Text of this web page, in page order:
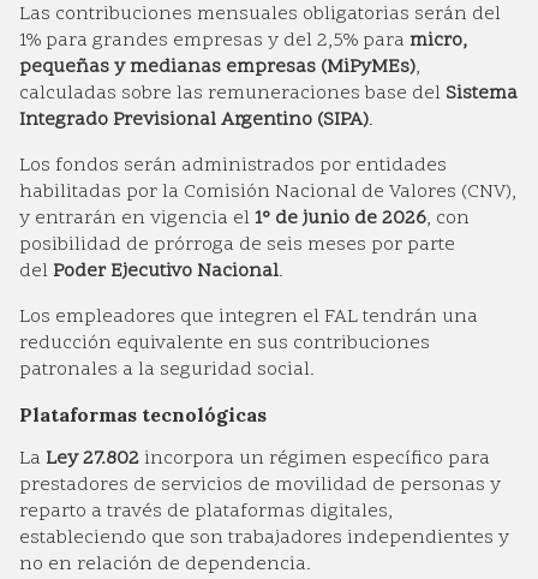
Las contribuciones mensuales obligatorias serán del
1% para grandes empresas y del 2,5% para micro,
pequeñas y medianas empresas (MiPyMEs),
calculadas sobre las remuneraciones base del Sistema
Integrado Previsional Argentino (SIPA).
Los fondos serán administrados por entidades
habilitadas por la Comisión Nacional de Valores (CNV),
y entrarán en vigencia el1° de junio de 2026, con
posibilidad de prórroga de seis meses por parte
del Poder Ejecutivo Nacional.
Los empleadores que integren el FAL tendrán una
reducción equivalente en sus contribuciones
patronales a la seguridad social.
Plataformas tecnológicas
La Ley 27.802incorpora un régimen específico para
prestadores de servicios de movilidad de personas y
reparto a través de plataformas digitales,
estableciendo que son trabajadores independientes y
no en relación de dependencia.